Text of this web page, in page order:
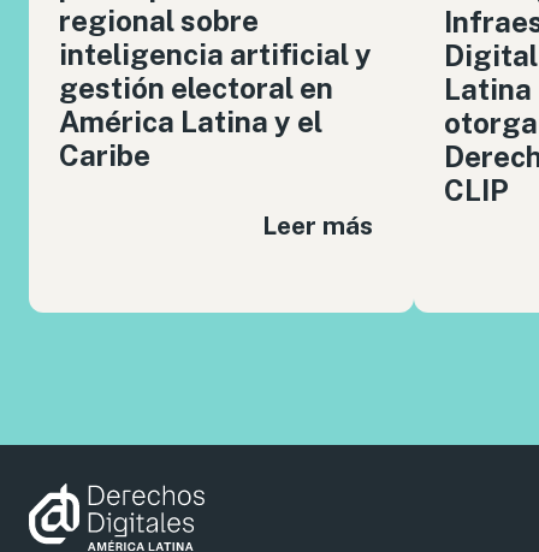
regional sobre
inteligencia artificial y
gestión electoral en
América Latina y el
Caribe
Leer más
Latina
CLIP